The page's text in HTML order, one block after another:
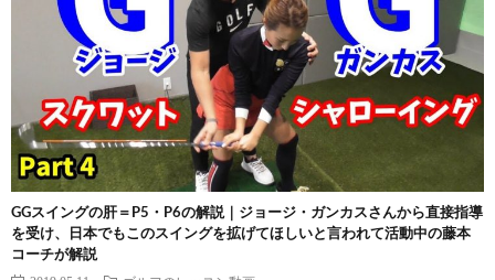
GGスイングの肝＝P5・P6の解説｜ジョージ・ガンカスさんから直接指導
を受け、日本でもこのスイングを拡げてほしいと言われて活動中の藤本
コーチが解説